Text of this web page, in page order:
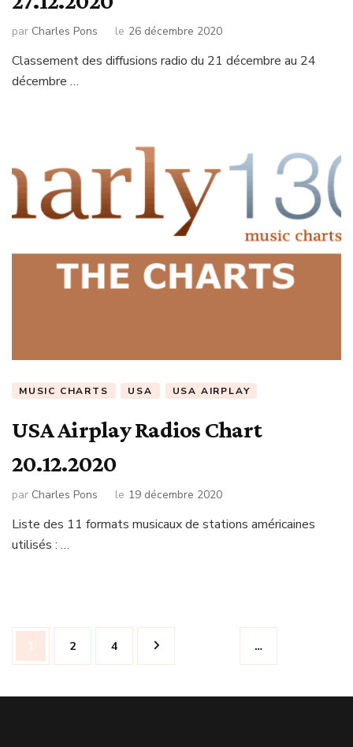
par Charles Pons le 26 décembre 2020
Classement des diffusions radio du 21 décembre au 24
décembre …
MUSIC CHARTS USA USA AIRPLAY
USA Airplay Radios Chart
20.12.2020
par Charles Pons le 19 décembre 2020
Liste des 11 formats musicaux de stations américaines
utilisés : …
Navigation
des
Page
1 Page
2 …
Page
4